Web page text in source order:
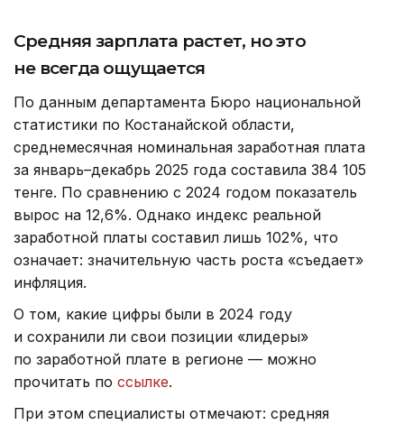
Средняя зарплата растет, но это
не всегда ощущается
По данным департамента Бюро национальной
статистики по Костанайской области,
среднемесячная номинальная заработная плата
за январь–декабрь 2025 года составила 384 105
тенге. По сравнению с 2024 годом показатель
вырос на 12,6%. Однако индекс реальной
заработной платы составил лишь 102%, что
означает: значительную часть роста «съедает»
инфляция.
О том, какие цифры были в 2024 году
и сохранили ли свои позиции «лидеры»
по заработной плате в регионе — можно
прочитать по ссылке.
При этом специалисты отмечают: средняя